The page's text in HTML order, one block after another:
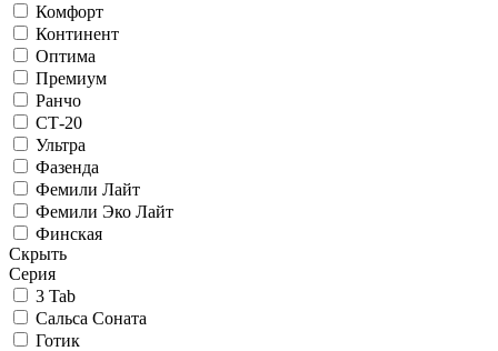
Комфорт
Континент
Оптима
Премиум
Ранчо
СТ-20
Ультра
Фазенда
Фемили Лайт
Фемили Эко Лайт
Финская
Скрыть
Серия
3 Tab
Сальса Соната
Готик